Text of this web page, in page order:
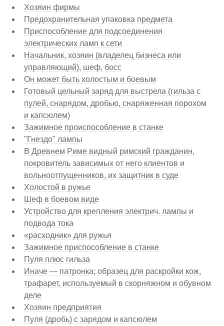
Хозяин фирмы
Предохранительная упаковка предмета
Приспособление для подсоединения
электрических ламп к сети
Начальник, хозяин (владелец бизнеса или
управляющий), шеф, босс
Он может быть холостым и боевым
Готовый цельный заряд для выстрела (гильза с
пулей, снарядом, дробью, снаряженная порохом
и капсюлем)
Зажимное происпособление в станке
"Гнездо" лампы
В Древнем Риме видный римский гражданин,
покровитель зависимых от него клиентов и
вольноотпущенников, их защитник в суде
Холостой в ружье
Шеф в боевом виде
Устройство для крепления электрич. лампы и
подвода тока
«расходник» для ружья
Зажимное приспособление в станке
Пуля плюс гильза
Иначе — патронка; образец для раскройки кож,
трафарет, используемый в скорняжном и обувном
деле
Хозяин предприятия
Пуля (дробь) с зарядом и капсюлем